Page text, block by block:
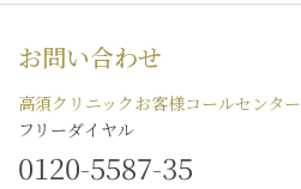
お問い合わせ
高須クリニックお客様コールセンター
フリーダイヤル
0120-5587-35